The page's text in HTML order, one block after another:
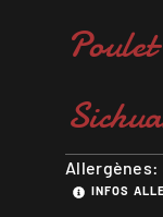
Allergènes:
INFOS